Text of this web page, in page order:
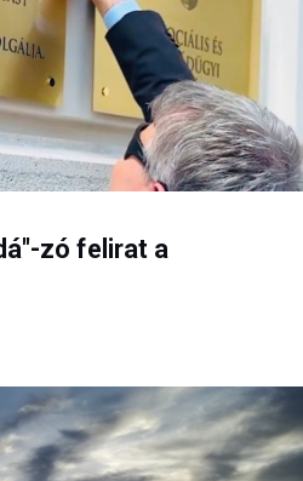
zó felirat a